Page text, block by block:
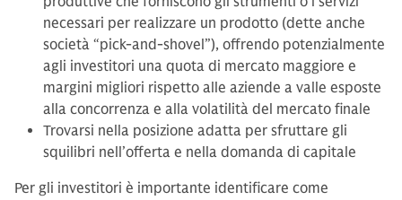
necessari per realizzare un prodotto (dette anche
società “pick-and-shovel”), offrendo potenzialmente
agli investitori una quota di mercato maggiore e
margini migliori rispetto alle aziende a valle esposte
alla concorrenza e alla volatilità del mercato finale
Trovarsi nella posizione adatta per sfruttare gli
squilibri nell’offerta e nella domanda di capitale
Per gli investitori è importante identificare come